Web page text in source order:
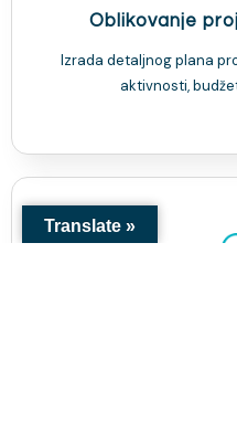
Oblikovanje
Izrada detaljnog plana
aktivnosti,
Translate »